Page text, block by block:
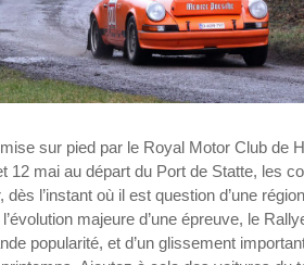
sur pied par le Royal Motor Club de
12 mai au départ du Port de Statte, les
dès l’instant où il est question d’une
majeure d’une épreuve, le
popularité, et d’un glissement